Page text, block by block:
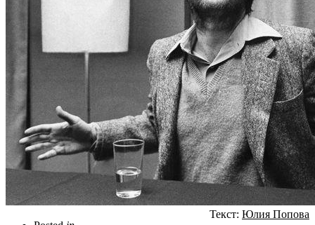
Текст: Юлия Попова